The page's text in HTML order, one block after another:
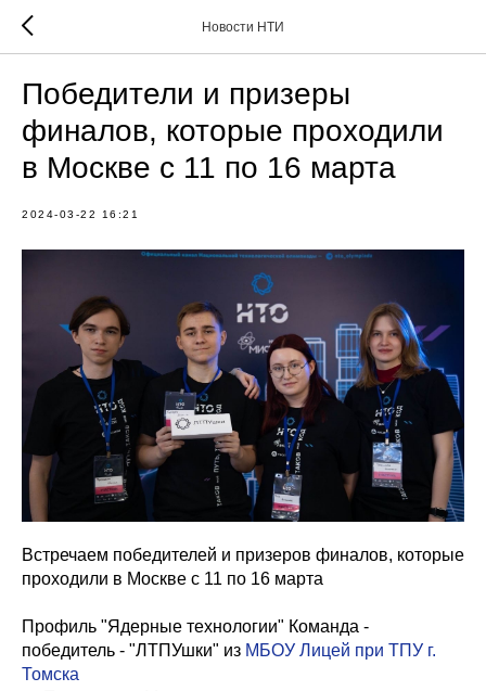
Новости НТИ
Победители и призеры
финалов, которые проходили
в Москве с 11 по 16 марта
2024-03-22 16:21
Встречаем победителей и призеров финалов, которые
проходили в Москве с 11 по 16 марта
Профиль "Ядерные технологии" Команда -
победитель - "ЛТПУшки" из МБОУ Лицей при ТПУ г.
Томска